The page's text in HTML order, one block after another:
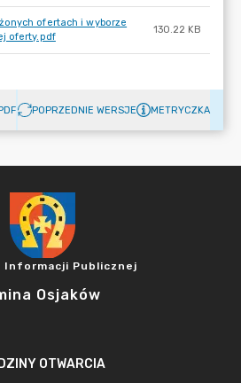
ofertach i wyborze
oferty.pdf
130.22 KB
POPRZEDNIE WERSJE METRYCZKA
Informacji Publicznej
Osjaków
OTWARCIA